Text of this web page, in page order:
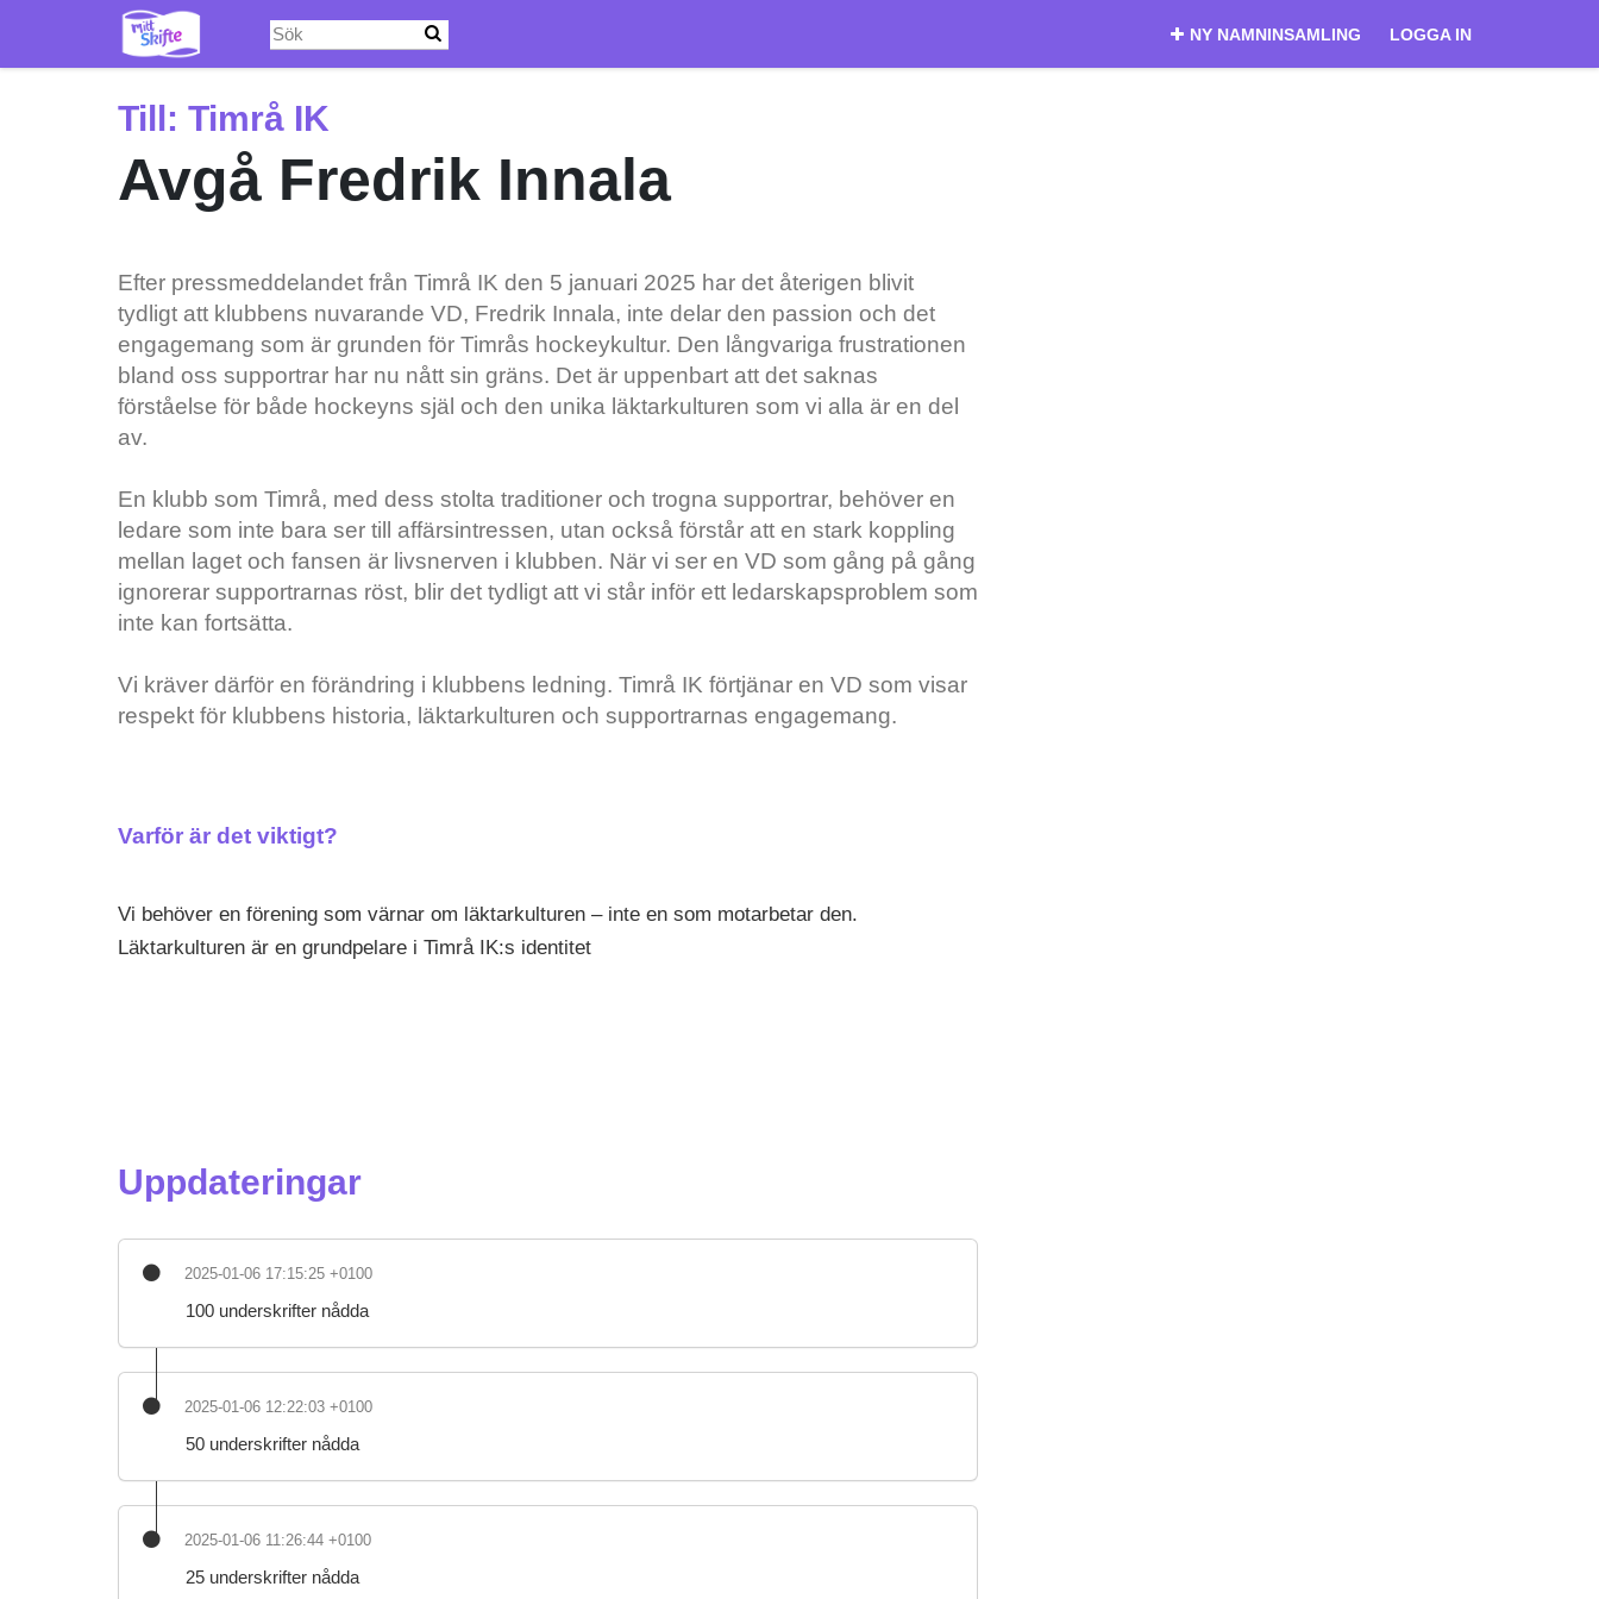
huvudinnehåll
NY NAMNINSAMLING LOGGA IN
Till: Timrå IK
Avgå Fredrik Innala
Efter pressmeddelandet från Timrå IK den 5 januari 2025 har det återigen blivit
tydligt att klubbens nuvarande VD, Fredrik Innala, inte delar den passion och det
engagemang som är grunden för Timrås hockeykultur. Den långvariga frustrationen
bland oss supportrar har nu nått sin gräns. Det är uppenbart att det saknas
förståelse för både hockeyns själ och den unika läktarkulturen som vi alla är en del
av.
En klubb som Timrå, med dess stolta traditioner och trogna supportrar, behöver en
ledare som inte bara ser till affärsintressen, utan också förstår att en stark koppling
mellan laget och fansen är livsnerven i klubben. När vi ser en VD som gång på gång
ignorerar supportrarnas röst, blir det tydligt att vi står inför ett ledarskapsproblem som
inte kan fortsätta.
Vi kräver därför en förändring i klubbens ledning. Timrå IK förtjänar en VD som visar
respekt för klubbens historia, läktarkulturen och supportrarnas engagemang.
Varför är det viktigt?
Vi behöver en förening som värnar om läktarkulturen – inte en som motarbetar den.
Läktarkulturen är en grundpelare i Timrå IK:s identitet
Uppdateringar
2025-01-06 17:15:25 +0100
100 underskrifter nådda
2025-01-06 12:22:03 +0100
50 underskrifter nådda
2025-01-06 11:26:44 +0100
25 underskrifter nådda